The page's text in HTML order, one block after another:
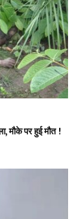
मौके पर हुई मौत !